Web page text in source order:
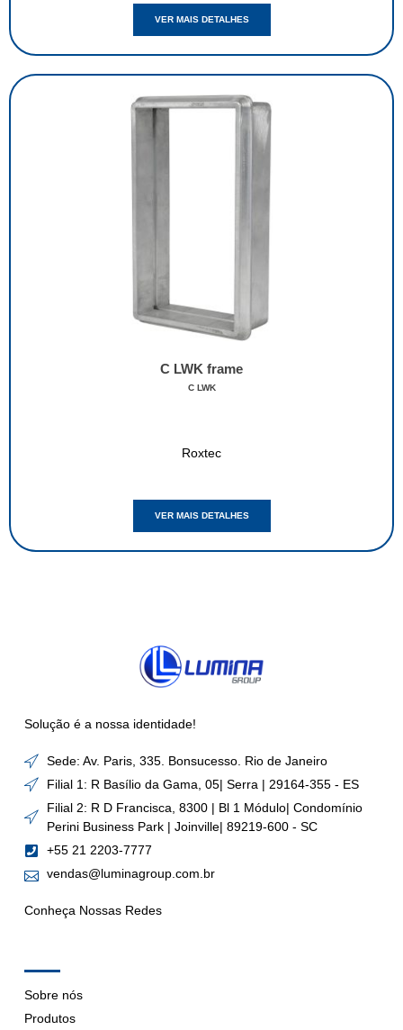
VER MAIS DETALHES
C LWK frame
C LWK
Roxtec
VER MAIS DETALHES
Solução é a nossa identidade!
Sede: Av. Paris, 335. Bonsucesso. Rio de Janeiro
Filial 1: R Basílio da Gama, 05| Serra | 29164-355 - ES
Filial 2: R D Francisca, 8300 | Bl 1 Módulo| Condomínio
Perini Business Park | Joinville| 89219-600 - SC
+55 21 2203-7777
vendas@luminagroup.com.br
Conheça Nossas Redes
Sobre nós
Produtos